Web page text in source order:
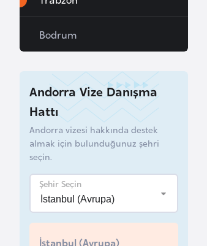
Bodrum
Andorra Vize Danışma
Hattı
Andorra vizesi hakkında destek
almak için bulunduğunuz şehri
seçin.
Şehir Seçin
İstanbul (Avrupa)
a
n
l
e
ş
B
e